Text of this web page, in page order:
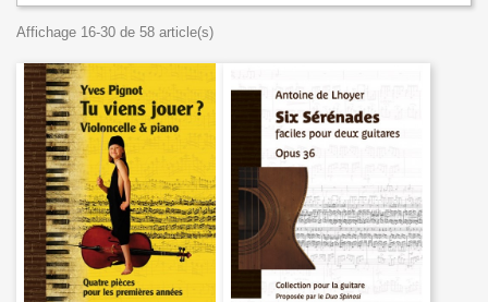
Affichage 16-30 de 58 article(s)